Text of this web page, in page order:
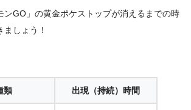
ンGO」の黄金ポケストップが消えるまでの時
しょう！
類 出現（持続）時間